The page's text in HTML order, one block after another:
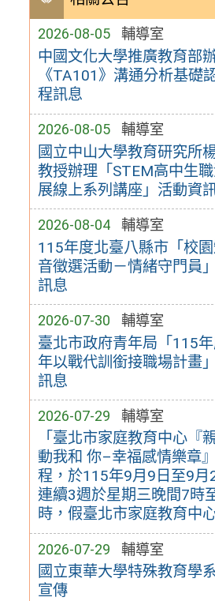
2026-08-05 輔導室
中國文化大學推廣教育部
《TA101》溝通分析基礎
程訊息
2026-08-05 輔導室
國立中山大學教育研究所
教授辦理「STEM高中生
展線上系列講座」活動資
2026-08-04 輔導室
115年度北臺八縣市「校
音徵選活動－情緒守門員
訊息
2026-07-30 輔導室
臺北市政府青年局「115
年以戰代訓銜接職場計畫
訊息
2026-07-29 輔導室
「臺北市家庭教育中心『
動我和 你–幸福感情樂章
程，於115年9月9日至9月
連續3週於星期三晚間7時
時，假臺北市家庭教育中
2026-07-29 輔導室
國立東華大學特殊教育學
宣傳